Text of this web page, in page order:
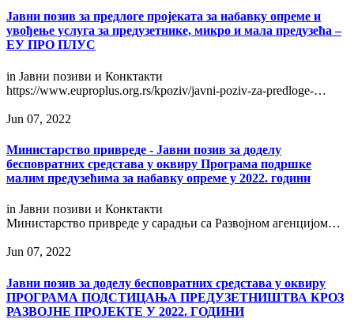
Јавни позив за предлоге пројеката за набавку опреме и
увођење услуга за предузетнике, микро и мала предузећа –
ЕУ ПРО ПЛУС
in Јавни позиви и Конктакти
https://www.euproplus.org.rs/kpoziv/javni-poziv-za-predloge-…
Jun 07, 2022
Министарство привреде - Јавни позив за доделу
бесповратних средстава у оквиру Програма подршке
малим предузећима за набавку опреме у 2022. години
in Јавни позиви и Конктакти
Министарство привреде у сарадњи са Развојном агенцијом…
Jun 07, 2022
Јавни позив за доделу бесповратних средстава у оквиру
ПРОГРАМА ПОДСТИЦАЊА ПРЕДУЗЕТНИШТВА КРОЗ
РАЗВОЈНЕ ПРОЈЕКТЕ У 2022. ГОДИНИ